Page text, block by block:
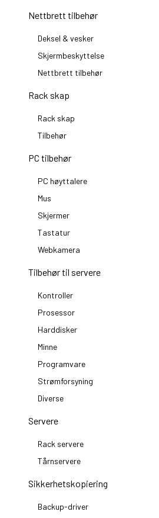
Nettbrett tilbehør
Deksel & vesker
Skjermbeskyttelse
Nettbrett tilbehør
Rack skap
Rack skap
Tilbehør
PC tilbehør
PC høyttalere
Mus
Skjermer
Tastatur
Webkamera
Tilbehør til servere
Kontroller
Prosessor
Harddisker
Minne
Programvare
Strømforsyning
Diverse
Servere
Rack servere
Tårnservere
Sikkerhetskopiering
Backup-driver